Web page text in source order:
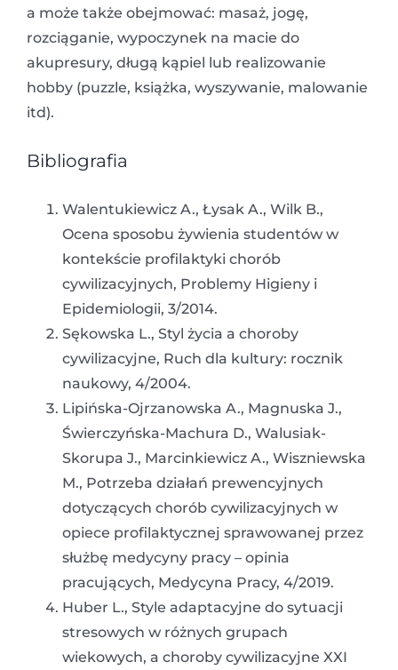
a może także obejmować: masaż, jogę,
rozciąganie, wypoczynek na macie do
akupresury, długą kąpiel lub realizowanie
hobby (puzzle, książka, wyszywanie, malowanie
itd).
Bibliografia
Walentukiewicz A., Łysak A., Wilk B.,
Ocena sposobu żywienia studentów w
kontekście profilaktyki chorób
cywilizacyjnych, Problemy Higieny i
Epidemiologii, 3/2014.
Sękowska L., Styl życia a choroby
cywilizacyjne, Ruch dla kultury: rocznik
naukowy, 4/2004.
Lipińska-Ojrzanowska A., Magnuska J.,
Świerczyńska-Machura D., Walusiak-
Skorupa J., Marcinkiewicz A., Wiszniewska
M., Potrzeba działań prewencyjnych
dotyczących chorób cywilizacyjnych w
opiece profilaktycznej sprawowanej przez
służbę medycyny pracy – opinia
pracujących, Medycyna Pracy, 4/2019.
Huber L., Style adaptacyjne do sytuacji
stresowych w różnych grupach
wiekowych, a choroby cywilizacyjne XXI